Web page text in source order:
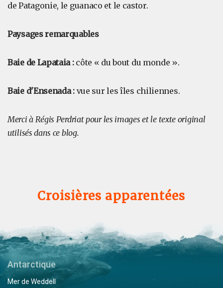
de Patagonie, le guanaco et le castor.
Paysages remarquables
Baie de Lapataia :côte « du bout du monde ».
Baie d'Ensenada :vue sur les îles chiliennes.
Merci à Régis Perdriat pour les images et le texte original
utilisés dans ce blog.
Croisières apparentées
Antarctique
Mer de Weddell